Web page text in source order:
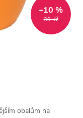
39 Kč
–10 %
obalům na